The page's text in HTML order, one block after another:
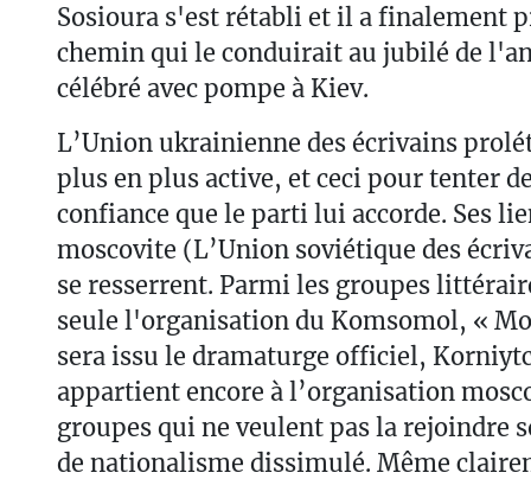
Sosioura s'est rétabli et il a finalement
chemin qui le conduirait au jubilé de
célébré avec pompe à Kiev.
L’Union ukrainienne des écrivains
plus en plus active, et ceci pour tenter
confiance que le parti lui accorde. Ses
moscovite (L’Union soviétique des
se resserrent. Parmi les groupes
seule l'organisation du Komsomol, «
sera issu le dramaturge officiel,
appartient encore à l’organisation
groupes qui ne veulent pas la rejoindre
de nationalisme dissimulé. Même